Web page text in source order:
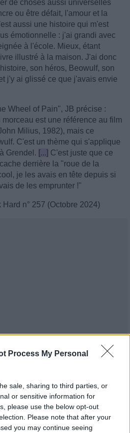
Process My Personal
sale, sharing to third parties, or
or sensitive information for
please use the below opt-out
Please note that after your
you may continue seeing
de choses aussi universelles
ou être défait, l'amour et la
aussi une histoire qui m'est
émotionnelle : j'ai grandi avec
à l'école. Mieux, étant
illustré à la maison. J'ai donc
son héros, Beowulf, son
j'y ai glissé ce que j'avais envie
Wheel of Pain", JB précise :
est une référence au film
Milius, 1982), mais ce
C'est un thème qui s'applique
Grendel. [...] C'est juste que ce
derrière la "roue de la
je les avais en tête depuis si
de les emprunter !"
n° 257 (Octobre 2024)
93281 4 4 7 le 27